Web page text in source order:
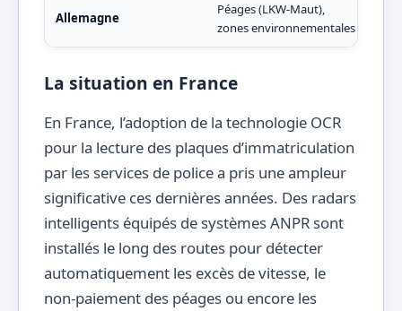
Allemagne
Péages (LKW-Maut),
zones environnementales
La situation en France
En France, l’adoption de la technologie OCR
pour la lecture des plaques d’immatriculation
par les services de police a pris une ampleur
significative ces dernières années. Des radars
intelligents équipés de systèmes ANPR sont
installés le long des routes pour détecter
automatiquement les excès de vitesse, le
non-paiement des péages ou encore les